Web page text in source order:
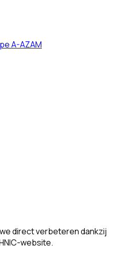
A-AZAM
direct verbeteren dankzij
website.